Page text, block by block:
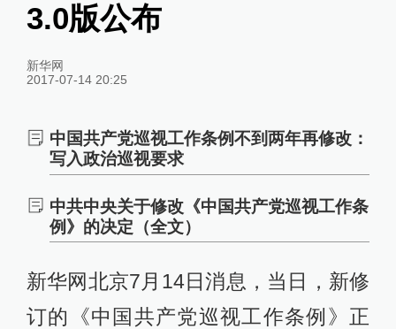
3.0版公布
新华网
2017-07-14 20:25
中国共产党巡视工作条例不到两年再修改：
写入政治巡视要求
中共中央关于修改《中国共产党巡视工作条
例》的决定（全文）
新华网北京7月14日消息，当日，新修
订的《中国共产党巡视工作条例》正